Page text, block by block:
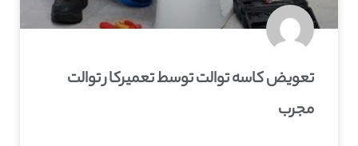
تعویض کاسه توالت توسط تعمیرکار توالت
مجرب